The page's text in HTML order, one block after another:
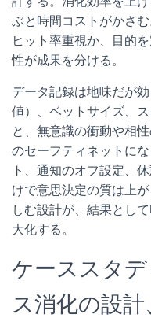
ぶと時間コストがかさ
ヒット率重視か、目的
性が成果を分ける。
データ記録は地味だが
値）、ベットサイズ、
と、無意識の衝動や相性
のセーフティネットに
ト、通知のオフ設定、
けで意思決定の質は上
しむ設計が、結果とし
大化する。
ケーススタ
ス消化の設計